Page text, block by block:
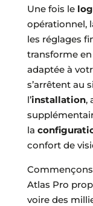
Une fois le
opérationnel,
les réglages
transforme
adaptée à
s’arrêtent au
l’installation,
la
confort de
Atlas Pro
voire des